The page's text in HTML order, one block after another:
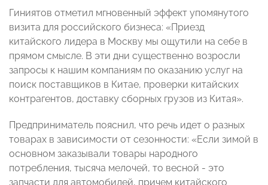
Гиниятов отметил мгновенный эффект упомянутого
визита для российского бизнеса: «Приезд
китайского лидера в Москву мы ощутили на себе в
прямом смысле. В эти дни существенно возросли
запросы к нашим компаниям по оказанию услуг на
поиск поставщиков в Китае, проверки китайских
контрагентов, доставку сборных грузов из Китая».
Предприниматель пояснил, что речь идет о разных
товарах в зависимости от сезонности: «Если зимой в
основном заказывали товары народного
потребления, тысяча мелочей, то весной - это
запчасти для автомобилей, причем китайского